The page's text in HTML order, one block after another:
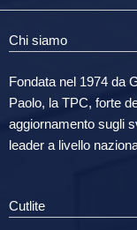
Chi siamo
Fondata nel 1974 da
Paolo, la TPC, forte
aggiornamento sugli
leader a livello
Cutlite